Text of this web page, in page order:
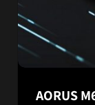
AORUS